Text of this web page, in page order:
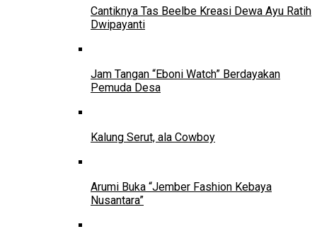
Cantiknya Tas Beelbe Kreasi Dewa Ayu Ratih
Dwipayanti
Jam Tangan “Eboni Watch” Berdayakan
Pemuda Desa
Kalung Serut, ala Cowboy
Arumi Buka “Jember Fashion Kebaya
Nusantara”